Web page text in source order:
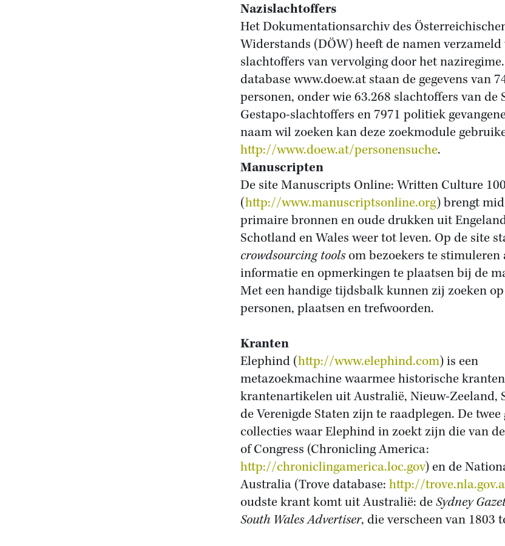
Nazislachtoffers
Het Dokumentationsarchiv des
Widerstands (DÖW) heeft de namen verzameld
slachtoffers van vervolging door het
database www.doew.at staan de gegevens van
personen, onder wie 63.268 slachtoffers van de
Gestapo-slachtoffers en 7971 politiek
naam wil zoeken kan deze zoekmodule
http://www.doew.at/personensuche.
Manuscripten
De site Manuscripts Online: Written Culture
(http://www.manuscriptsonline.org) brengt
primaire bronnen en oude drukken uit
Schotland en Wales weer tot leven. Op de site
crowdsourcing toolsom bezoekers te stimuleren
informatie en opmerkingen te plaatsen bij de
Met een handige tijdsbalk kunnen zij zoeken
personen, plaatsen en trefwoorden.
Kranten
Elephind (http://www.elephind.com) is een
metazoekmachine waarmee historische
krantenartikelen uit Australië, Nieuw-Zeeland,
de Verenigde Staten zijn te raadplegen. De
collecties waar Elephind in zoekt zijn die van
of Congress (Chronicling America:
http://chroniclingamerica.loc.gov) en de
Australia (Trove database: http://
oudste krant komt uit Australië: deSydney
South Wales Advertiser, die verscheen van 1803